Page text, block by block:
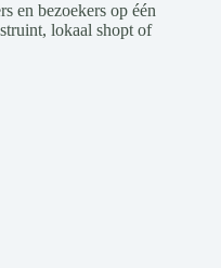
en bezoekers op één
lokaal shopt of